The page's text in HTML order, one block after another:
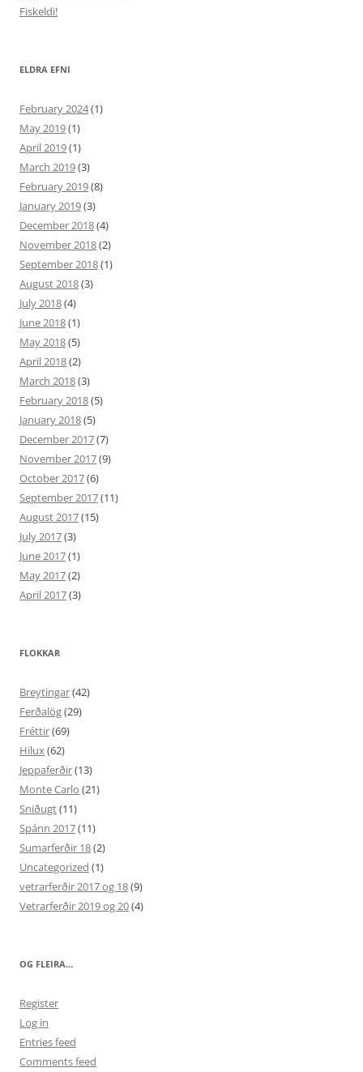
Fiskeldi!
ELDRA EFNI
February 2024(1)
May 2019(1)
April 2019(1)
March 2019(3)
February 2019(8)
January 2019(3)
December 2018(4)
November 2018(2)
September 2018(1)
August 2018(3)
July 2018(4)
June 2018(1)
May 2018(5)
April 2018(2)
March 2018(3)
February 2018(5)
January 2018(5)
December 2017(7)
November 2017(9)
October 2017(6)
September 2017(11)
August 2017(15)
July 2017(3)
June 2017(1)
May 2017(2)
April 2017(3)
FLOKKAR
Breytingar(42)
Ferðalög(29)
Fréttir(69)
Hilux(62)
Jeppaferðir(13)
Monte Carlo (21)
Sniðugt(11)
Spánn 2017(11)
Sumarferðir 18(2)
Uncategorized (1)
vetrarferðir 2017 og 18(9)
Vetrarferðir 2019 og 20(4)
OG FLEIRA…
Register
Log in
Entries feed
Comments feed